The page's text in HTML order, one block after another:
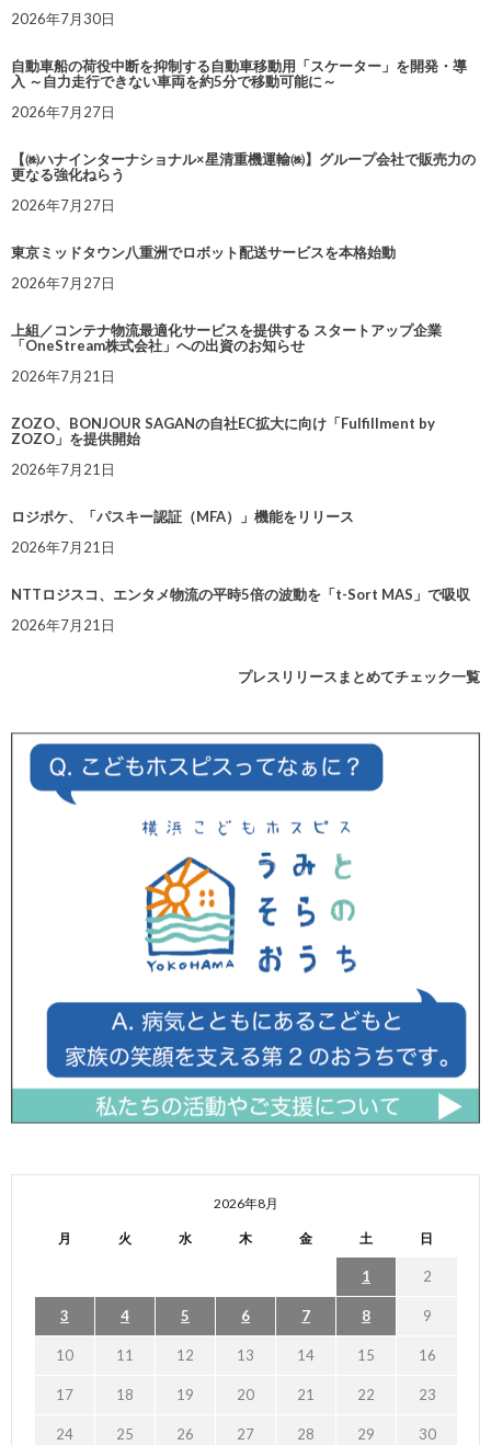
2026年7月30日
自動車船の荷役中断を抑制する自動車移動用「スケーター」を開発・導
入 ～自力走行できない車両を約5分で移動可能に～
2026年7月27日
【㈱ハナインターナショナル×星清重機運輸㈱】グループ会社で販売力の
更なる強化ねらう
2026年7月27日
東京ミッドタウン八重洲でロボット配送サービスを本格始動
2026年7月27日
上組／コンテナ物流最適化サービスを提供する スタートアップ企業
「OneStream株式会社」への出資のお知らせ
2026年7月21日
ZOZO、BONJOUR SAGANの自社EC拡大に向け「Fulfillment by
ZOZO」を提供開始
2026年7月21日
ロジポケ、「パスキー認証（MFA）」機能をリリース
2026年7月21日
NTTロジスコ、エンタメ物流の平時5倍の波動を「t-Sort MAS」で吸収
2026年7月21日
プレスリリースまとめてチェック一覧
2026年8月
月 火 水 木 金 土 日
1 2
3 4 5 6 7 8 9
10 11 12 13 14 15 16
17 18 19 20 21 22 23
24 25 26 27 28 29 30